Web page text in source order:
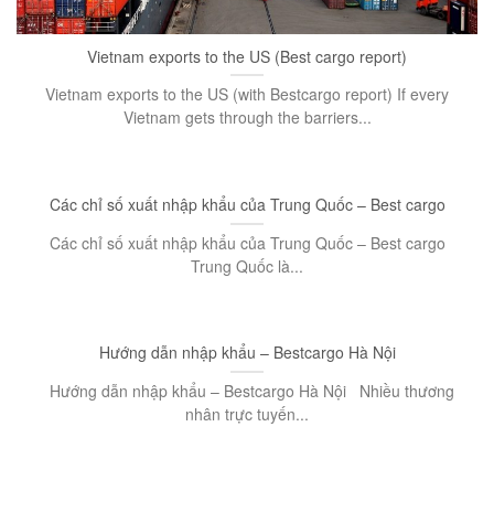
Vietnam exports to the US (Best cargo report)
Vietnam exports to the US (with Bestcargo report) If every
Vietnam gets through the barriers...
Các chỉ số xuất nhập khẩu của Trung Quốc – Best cargo
Các chỉ số xuất nhập khẩu của Trung Quốc – Best cargo
Trung Quốc là...
Hướng dẫn nhập khẩu – Bestcargo Hà Nội
Hướng dẫn nhập khẩu – Bestcargo Hà Nội Nhiều thương
nhân trực tuyến...